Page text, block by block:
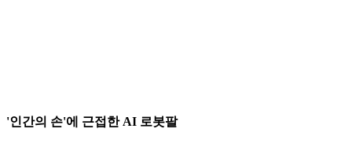
'인간의 손'에 근접한 AI 로봇팔